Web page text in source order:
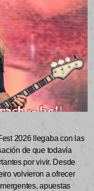
2026 llegaba con las
de que todavía
por vivir. Desde
volvieron a ofrecer
apuestas